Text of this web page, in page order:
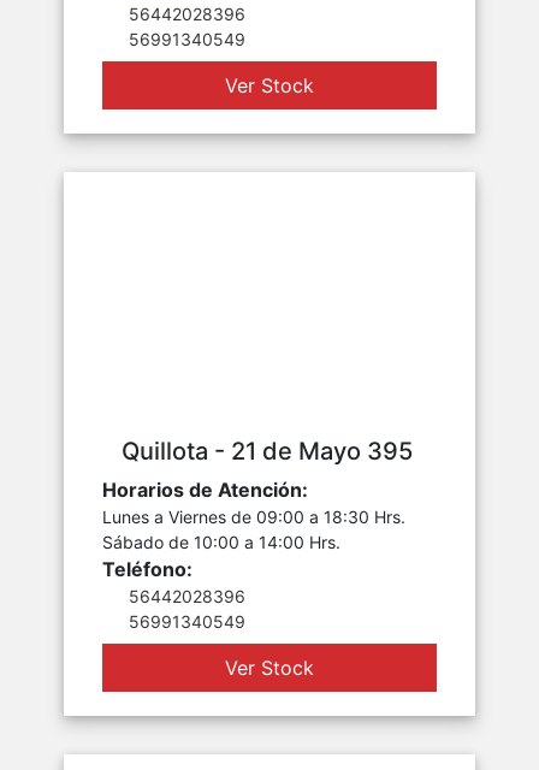
56442028396
56991340549
Ver Stock
Quillota - 21 de Mayo 395
Horarios de Atención:
Lunes a Viernes de 09:00 a 18:30 Hrs.
Sábado de 10:00 a 14:00 Hrs.
Teléfono:
56442028396
56991340549
Ver Stock